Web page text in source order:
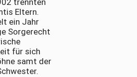
trennten
Eltern.
ein Jahr
Sorgerecht
für sich
samt der